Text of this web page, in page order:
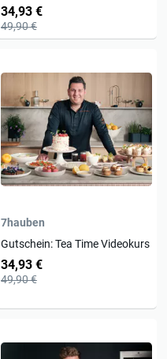
Videokochkurs
34,93 €
49,90 €
7hauben
Gutschein: Tea Time Videokurs
34,93 €
49,90 €